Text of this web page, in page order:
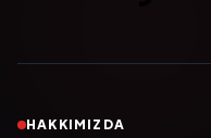
HAKKIMIZDA